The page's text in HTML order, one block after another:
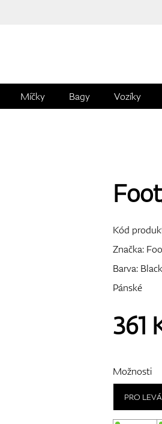
Míčky Bagy Vozíky
Kód
Značka:
Barva: Black
Pánské
361
Možnosti
PRO